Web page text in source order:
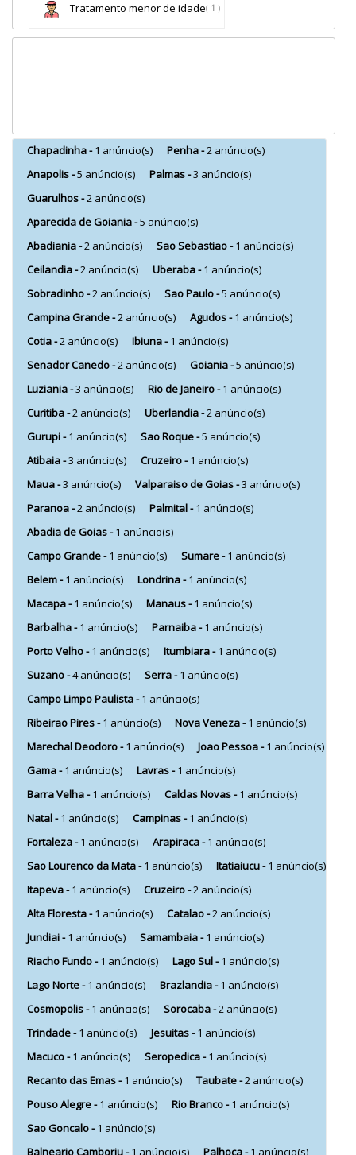
Tratamento menor de idade( 1 )
Chapadinha -1 anúncio(s) Penha -2 anúncio(s)
Anapolis -5 anúncio(s) Palmas -3 anúncio(s)
Guarulhos -2 anúncio(s)
Aparecida de Goiania -5 anúncio(s)
Abadiania -2 anúncio(s) Sao Sebastiao -1 anúncio(s)
Ceilandia -2 anúncio(s) Uberaba -1 anúncio(s)
Sobradinho -2 anúncio(s) Sao Paulo -5 anúncio(s)
Campina Grande -2 anúncio(s) Agudos -1 anúncio(s)
Cotia -2 anúncio(s) Ibiuna -1 anúncio(s)
Senador Canedo -2 anúncio(s) Goiania -5 anúncio(s)
Luziania -3 anúncio(s) Rio de Janeiro -1 anúncio(s)
Curitiba -2 anúncio(s) Uberlandia -2 anúncio(s)
Gurupi -1 anúncio(s) Sao Roque -5 anúncio(s)
Atibaia -3 anúncio(s) Cruzeiro -1 anúncio(s)
Maua -3 anúncio(s) Valparaiso de Goias -3 anúncio(s)
Paranoa -2 anúncio(s) Palmital -1 anúncio(s)
Abadia de Goias -1 anúncio(s)
Campo Grande -1 anúncio(s) Sumare -1 anúncio(s)
Belem -1 anúncio(s) Londrina -1 anúncio(s)
Macapa -1 anúncio(s) Manaus -1 anúncio(s)
Barbalha -1 anúncio(s) Parnaiba -1 anúncio(s)
Porto Velho -1 anúncio(s) Itumbiara -1 anúncio(s)
Suzano -4 anúncio(s) Serra -1 anúncio(s)
Campo Limpo Paulista -1 anúncio(s)
Ribeirao Pires -1 anúncio(s) Nova Veneza -1 anúncio(s)
Marechal Deodoro -1 anúncio(s) Joao Pessoa -1 anúncio(s)
Gama -1 anúncio(s) Lavras -1 anúncio(s)
Barra Velha -1 anúncio(s) Caldas Novas -1 anúncio(s)
Natal -1 anúncio(s) Campinas -1 anúncio(s)
Fortaleza -1 anúncio(s) Arapiraca -1 anúncio(s)
Sao Lourenco da Mata -1 anúncio(s) Itatiaiucu -1 anúncio(s)
Itapeva -1 anúncio(s) Cruzeiro -2 anúncio(s)
Alta Floresta -1 anúncio(s) Catalao -2 anúncio(s)
Jundiai -1 anúncio(s) Samambaia -1 anúncio(s)
Riacho Fundo -1 anúncio(s) Lago Sul -1 anúncio(s)
Lago Norte -1 anúncio(s) Brazlandia -1 anúncio(s)
Cosmopolis -1 anúncio(s) Sorocaba -2 anúncio(s)
Trindade -1 anúncio(s) Jesuitas -1 anúncio(s)
Macuco -1 anúncio(s) Seropedica -1 anúncio(s)
Recanto das Emas -1 anúncio(s) Taubate -2 anúncio(s)
Pouso Alegre -1 anúncio(s) Rio Branco -1 anúncio(s)
Sao Goncalo -1 anúncio(s)
Balneario Camboriu -1 anúncio(s) Palhoca -1 anúncio(s)